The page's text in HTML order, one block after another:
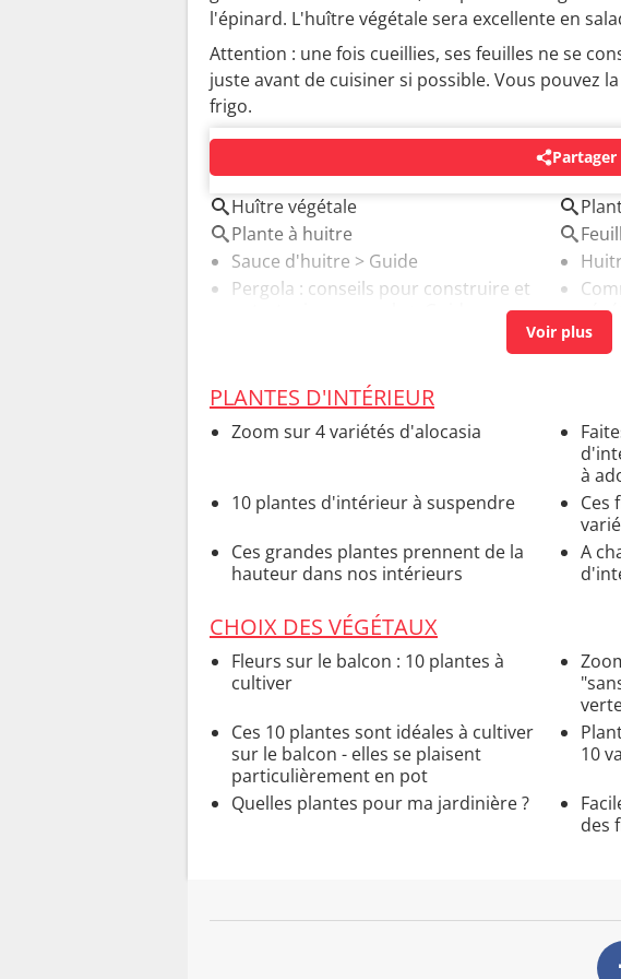
l'épinard. L'huître végétale sera excellente en
Attention : une fois cueillies, ses feuilles ne se
juste avant de cuisiner si possible. Vous pouvez
frigo.
Partager
AUTOUR DU MÊME SUJET
Huître végétale
Plante à huitre
Sauce d'huitre > Guide
Pergola : conseils pour construire et
PLANTES D'INTÉRIEUR
Zoom sur 4 variétés d'alocasia
à
10 plantes d'intérieur à suspendre
Ces
Ces grandes plantes prennent de la
hauteur dans nos intérieurs
A
CHOIX DES VÉGÉTAUX
Fleurs sur le balcon : 10 plantes à
cultiver
Ces 10 plantes sont idéales à cultiver
sur le balcon - elles se plaisent
particulièrement en pot
10
Quelles plantes pour ma jardinière ?
des